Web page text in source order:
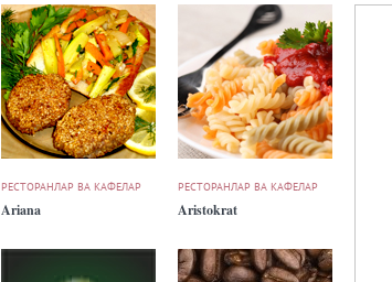
РЕСТОРАНЛАР ВА КАФЕЛАР
Ariana
РЕСТОРАНЛАР ВА КАФЕЛАР
Aristokrat